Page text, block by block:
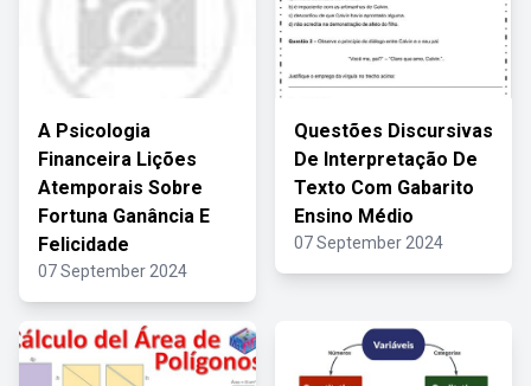
A Psicologia
Financeira Lições
Atemporais Sobre
Fortuna Ganância E
Felicidade
07 September 2024
Questões Discursivas
De Interpretação De
Texto Com Gabarito
Ensino Médio
07 September 2024